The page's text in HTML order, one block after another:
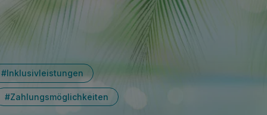
#Inklusivleistungen
#Zahlungsmöglichkeiten